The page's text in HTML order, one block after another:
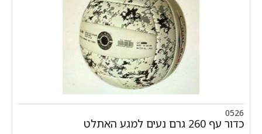
0526
כדור עף 260 גרם נעים למגע האתלט